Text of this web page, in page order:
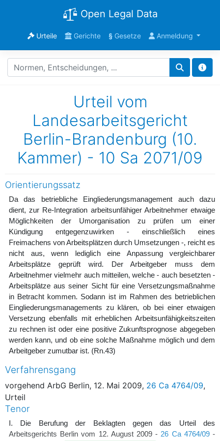
Open Legal Data
Urteile Gerichte §Gesetze Anmeldung
Urteil vom
Landesarbeitsgericht
Berlin-Brandenburg (10.
Kammer) - 10 Sa 2071/09
Orientierungssatz
Da das betriebliche Eingliederungsmanagement auch dazu
dient, zur Re-Integration arbeitsunfähiger Arbeitnehmer etwaige
Möglichkeiten der Umorganisation zu prüfen um einer
Kündigung entgegenzuwirken - einschließlich eines
Freimachens von Arbeitsplätzen durch Umsetzungen -, reicht es
nicht aus, wenn lediglich eine Anpassung vergleichbarer
Arbeitsplätze geprüft wird. Der Arbeitgeber muss dem
Arbeitnehmer vielmehr auch mitteilen, welche - auch besetzten -
Arbeitsplätze aus seiner Sicht für eine Versetzungsmaßnahme
in Betracht kommen. Sodann ist im Rahmen des betrieblichen
Eingliederungsmanagements zu klären, ob bei einer etwaigen
Versetzung ebenfalls mit erheblichen Arbeitsunfähigkeitszeiten
zu rechnen ist oder eine positive Zukunftsprognose abgegeben
werden kann, und ob eine solche Maßnahme möglich und dem
Arbeitgeber zumutbar ist. (Rn.43)
Verfahrensgang
vorgehend ArbG Berlin, 12. Mai 2009, 26 Ca 4764/09,
Urteil
Tenor
I. Die Berufung der Beklagten gegen das Urteil des
Arbeitsgerichts Berlin vom 12. August 2009 - 26 Ca 4764/09-